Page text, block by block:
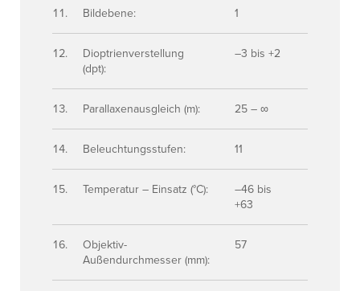
Bildebene: 1
Dioptrienverstellung
(dpt):
–3 bis +2
Parallaxenausgleich (m): 25 – ∞
Beleuchtungsstufen: 11
Temperatur – Einsatz (°C):
–46 bis
+63
Objektiv-
Außendurchmesser (mm):
57